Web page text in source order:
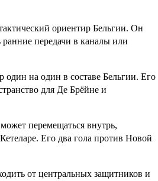
ориентир Бельгии. Он
передачи в каналы или
на один в составе Бельгии. Его
для Де Брёйне и
может перемещаться внутрь,
Его два гола против Новой
от центральных защитников и